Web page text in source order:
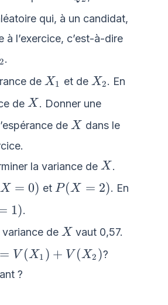
qui, à un candidat,
à l’exercice, c’est-à-dire
2.
de X_1
X1 et de X_2
X2. En
de X
X . Donner une
de X
X dans le
la variance de X
X .
X = 0) et P(X
P (X = 2). En
1).
de X
X vaut 0,57.
= V (X1 ) + V (X2 )?
?